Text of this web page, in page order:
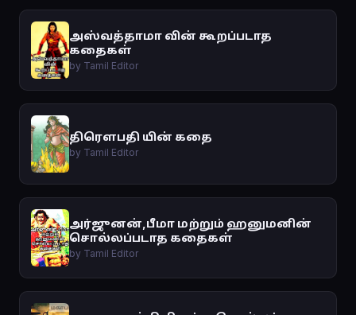
அஸ்வத்தாமா வின் கூறப்படாத
கதைகள்
by Tamil Editor
திரௌபதி யின் கதை
by Tamil Editor
அர்ஜுனன்,பீமா மற்றும் ஹனுமனின்
சொல்லப்படாத கதைகள்
by Tamil Editor